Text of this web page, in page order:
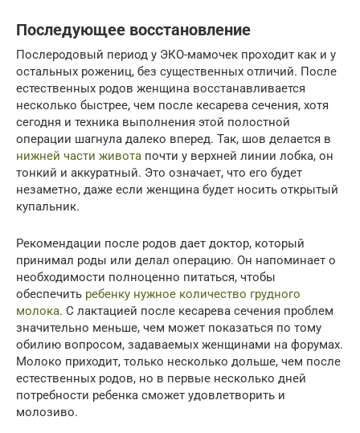
Последующее восстановление
Послеродовый период у ЭКО-мамочек проходит как и у
остальных рожениц, без существенных отличий. После
естественных родов женщина восстанавливается
несколько быстрее, чем после кесарева сечения, хотя
сегодня и техника выполнения этой полостной
операции шагнула далеко вперед. Так, шов делается в
нижней части живота почти у верхней линии лобка, он
тонкий и аккуратный. Это означает, что его будет
незаметно, даже если женщина будет носить открытый
купальник.
Рекомендации после родов дает доктор, который
принимал роды или делал операцию. Он напоминает о
необходимости полноценно питаться, чтобы
обеспечить ребенку нужное количество грудного
молока. С лактацией после кесарева сечения проблем
значительно меньше, чем может показаться по тому
обилию вопросом, задаваемых женщинами на форумах.
Молоко приходит, только несколько дольше, чем после
естественных родов, но в первые несколько дней
потребности ребенка сможет удовлетворить и
молозиво.